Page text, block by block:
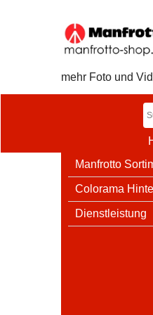
mehr Foto und
Manfrotto
Colorama
Dienstleistung